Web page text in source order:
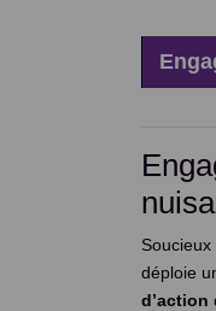
déploie
d’action